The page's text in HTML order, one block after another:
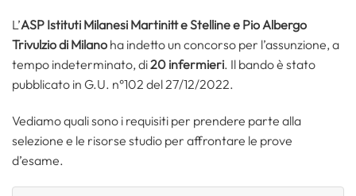
L’ASP Istituti Milanesi Martinitt e Stelline e Pio Albergo
Trivulzio di Milano ha indetto un concorso per l’assunzione, a
tempo indeterminato, di20 infermieri. Il bando è stato
pubblicato in G.U. n°102 del 27/12/2022.
Vediamo quali sono i requisiti per prendere parte alla
selezione e le risorse studio per affrontare le prove
d’esame.